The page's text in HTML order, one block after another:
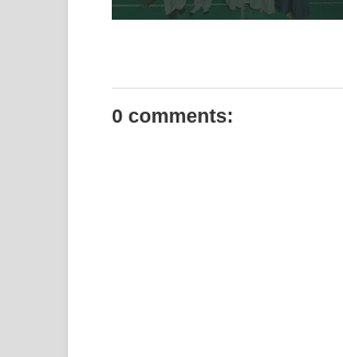
0 comments: